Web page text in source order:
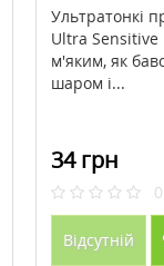
Ультратонкі
Ultra Sensitive
м'яким, як
шаром і...
34 грн
0
Відсутній